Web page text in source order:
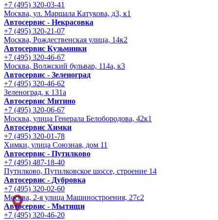
+7 (495) 320-03-41
Москва, ул. Маршала Катукова, д3, к1
Автосервис - Некрасовка
+7 (495) 320-21-07
Москва, Рождественская улица, 14к2
Автосервис Кузьминки
+7 (495) 320-46-67
Москва, Волжский бульвар, 114а, к3
Автосервис - Зеленоград
+7 (495) 320-46-62
Зеленоград, к 131а
Автосервис Митино
+7 (495) 320-06-67
Москва, улица Генерала Белобородова, 42к1
Автосервис Химки
+7 (495) 320-01-78
Химки, улица Союзная, дом 11
Автосервис - Путилково
+7 (495) 487-18-40
Путилково, Путилковское шоссе, строение 14
Автосервис - Дубровка
+7 (495) 320-02-60
Москва, 2-я улица Машиностроения, 27с2
Автосервис - Мытищи
+7 (495) 320-46-20